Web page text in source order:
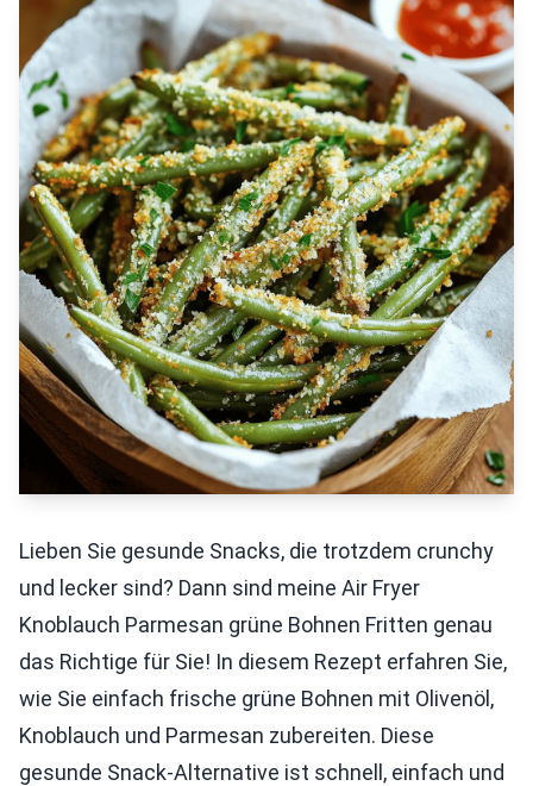
Lieben Sie gesunde Snacks, die trotzdem crunchy
und lecker sind? Dann sind meine Air Fryer
Knoblauch Parmesan grüne Bohnen Fritten genau
das Richtige für Sie! In diesem Rezept erfahren Sie,
wie Sie einfach frische grüne Bohnen mit Olivenöl,
Knoblauch und Parmesan zubereiten. Diese
gesunde Snack-Alternative ist schnell, einfach und